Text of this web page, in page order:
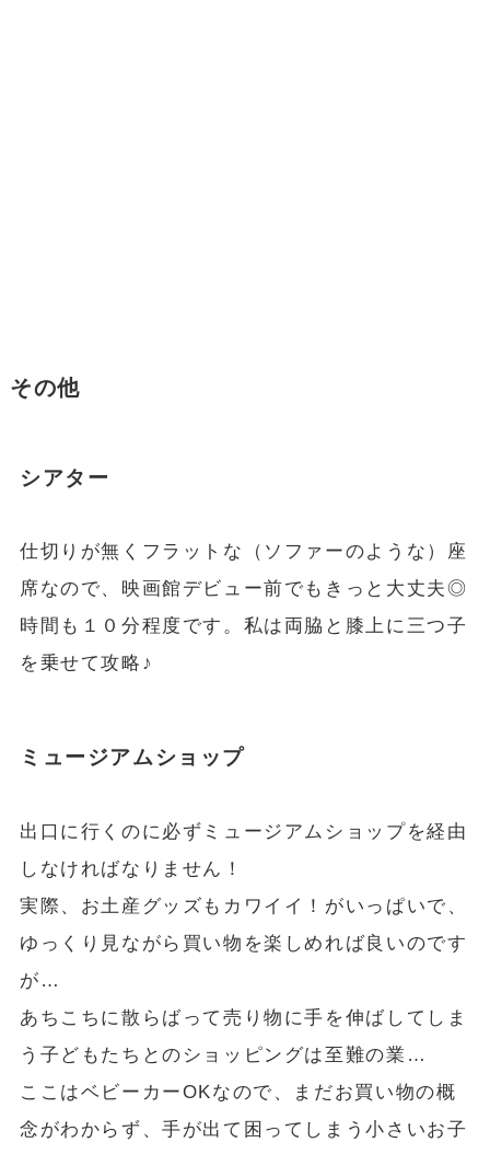
その他
シアター
仕切りが無くフラットな（ソファーのような）座
席なので、映画館デビュー前でもきっと大丈夫◎
時間も１０分程度です。私は両脇と膝上に三つ子
を乗せて攻略♪
ミュージアムショップ
出口に行くのに必ずミュージアムショップを経由
しなければなりません！
実際、お土産グッズもカワイイ！がいっぱいで、
ゆっくり見ながら買い物を楽しめれば良いのです
が…
あちこちに散らばって売り物に手を伸ばしてしま
う子どもたちとのショッピングは至難の業…
ここはベビーカーOKなので、まだお買い物の概
念がわからず、手が出て困ってしまう小さいお子